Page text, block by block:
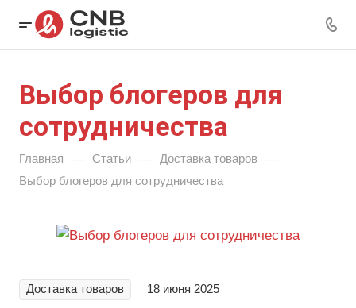
Выбор блогеров для
сотрудничества
Главная — Статьи — Доставка товаров —
Выбор блогеров для сотрудничества
Доставка товаров 18 июня 2025